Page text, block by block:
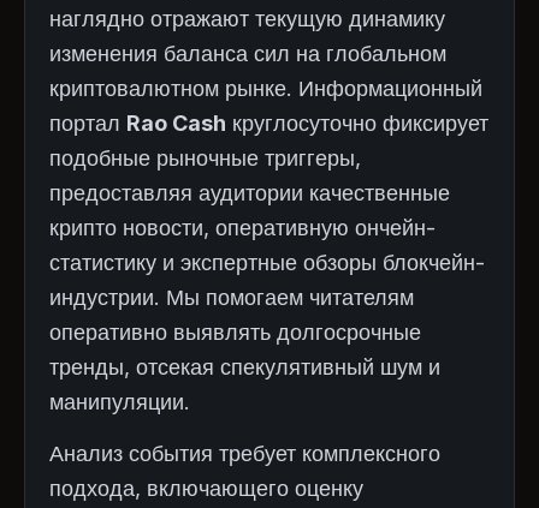
наглядно отражают текущую динамику
изменения баланса сил на глобальном
криптовалютном рынке. Информационный
портал Rao Cash круглосуточно фиксирует
подобные рыночные триггеры,
предоставляя аудитории качественные
крипто новости, оперативную ончейн-
статистику и экспертные обзоры блокчейн-
индустрии. Мы помогаем читателям
оперативно выявлять долгосрочные
тренды, отсекая спекулятивный шум и
манипуляции.
Анализ события требует комплексного
подхода, включающего оценку